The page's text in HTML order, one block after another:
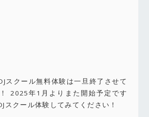
スクール無料体験は一旦終了させて
2025年1月よりまた開始予定です
スクール体験してみてください！